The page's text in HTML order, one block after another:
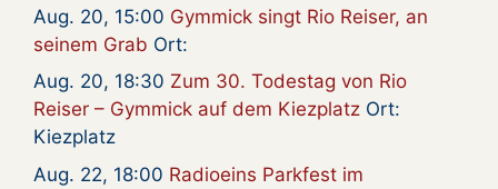
Aug. 20, 15:00 Gymmick singt Rio Reiser, an
seinem Grab Ort:
Aug. 20, 18:30 Zum 30. Todestag von Rio
Reiser – Gymmick auf dem Kiezplatz Ort:
Kiezplatz
Aug. 22, 18:00 Radioeins Parkfest im